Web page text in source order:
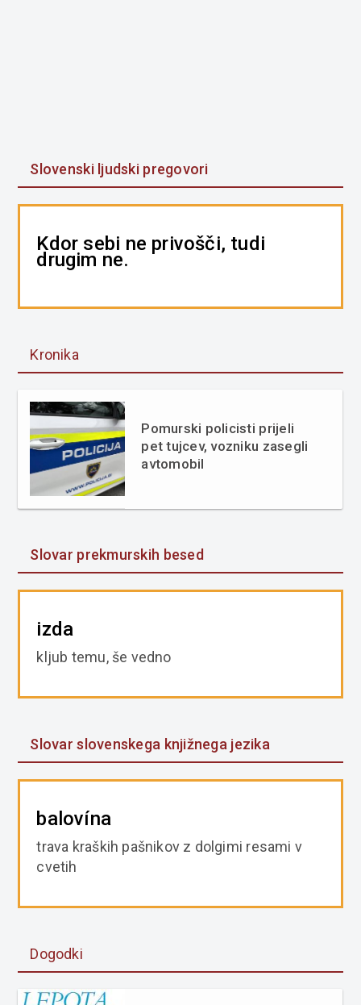
Slovenski ljudski pregovori
Kdor sebi ne privošči, tudi
drugim ne.
Kronika
Pomurski policisti prijeli
pet tujcev, vozniku zasegli
avtomobil
Slovar prekmurskih besed
izda
kljub temu, še vedno
Slovar slovenskega knjižnega jezika
balovína
trava kraških pašnikov z dolgimi resami v
cvetih
Dogodki